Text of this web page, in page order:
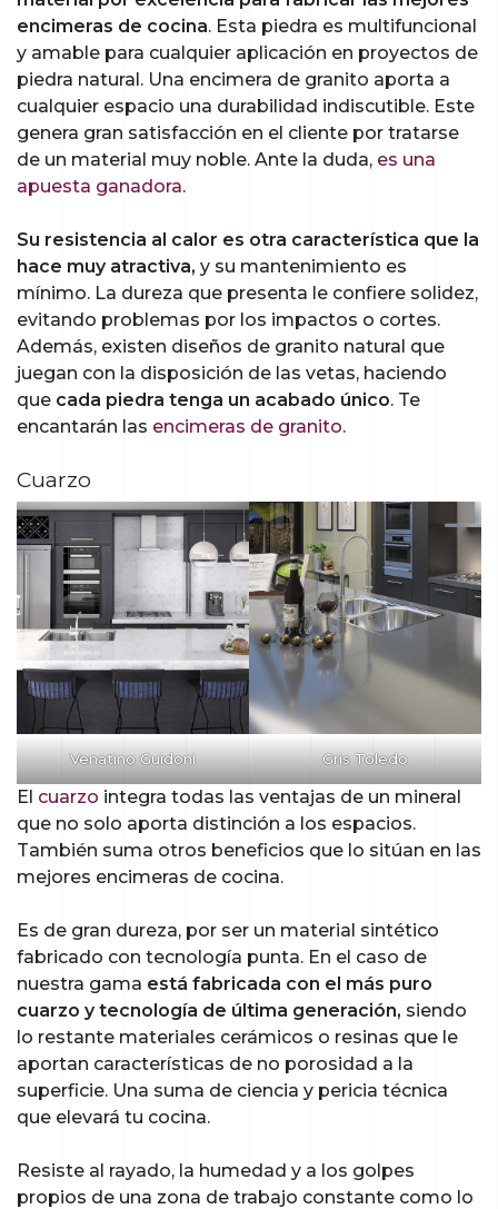
encimeras de cocina. Esta piedra es multifuncional
y amable para cualquier aplicación en proyectos de
piedra natural. Una encimera de granito aporta a
cualquier espacio una durabilidad indiscutible. Este
genera gran satisfacción en el cliente por tratarse
de un material muy noble. Ante la duda, es una
apuesta ganadora.
Su resistencia al calor es otra característica que la
hace muy atractiva, y su mantenimiento es
mínimo. La dureza que presenta le confiere solidez,
evitando problemas por los impactos o cortes.
Además, existen diseños de granito natural que
juegan con la disposición de las vetas, haciendo
que cada piedra tenga un acabado único. Te
encantarán las encimeras de granito.
Cuarzo
Venatino Guidoni Gris Toledo
El cuarzo integra todas las ventajas de un mineral
que no solo aporta distinción a los espacios.
También suma otros beneficios que lo sitúan en las
mejores encimeras de cocina.
Es de gran dureza, por ser un material sintético
fabricado con tecnología punta. En el caso de
nuestra gama está fabricada con el más puro
cuarzo y tecnología de última generación, siendo
lo restante materiales cerámicos o resinas que le
aportan características de no porosidad a la
superficie. Una suma de ciencia y pericia técnica
que elevará tu cocina.
Resiste al rayado, la humedad y a los golpes
propios de una zona de trabajo constante como lo